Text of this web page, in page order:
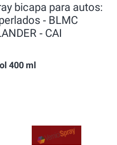
bicapa para autos:
‐ BLMC
‐ CAI
400 ml